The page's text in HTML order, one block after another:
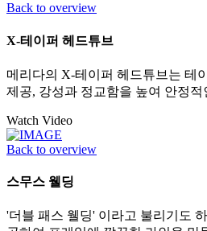
Back to overview
X-테이퍼 헤드튜브
메리다의 X-테이퍼 헤드튜브는 테
제공, 강성과 정교함을 높여 안정
Watch Video
Back to overview
스무스 웰딩
'더블 패스 웰딩' 이라고 불리기도